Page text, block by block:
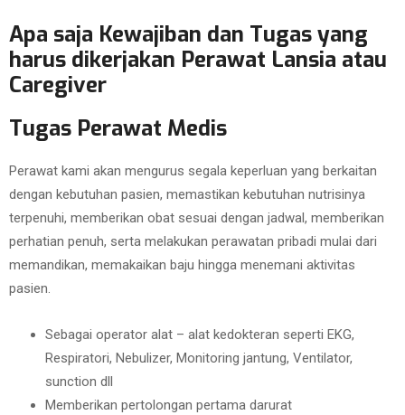
Apa saja Kewajiban dan Tugas yang
harus dikerjakan Perawat Lansia atau
Caregiver
Tugas Perawat Medis
Perawat kami akan mengurus segala keperluan yang berkaitan
dengan kebutuhan pasien, memastikan kebutuhan nutrisinya
terpenuhi, memberikan obat sesuai dengan jadwal, memberikan
perhatian penuh, serta melakukan perawatan pribadi mulai dari
memandikan, memakaikan baju hingga menemani aktivitas
pasien.
Sebagai operator alat – alat kedokteran seperti EKG,
Respiratori, Nebulizer, Monitoring jantung, Ventilator,
sunction dll
Memberikan pertolongan pertama darurat